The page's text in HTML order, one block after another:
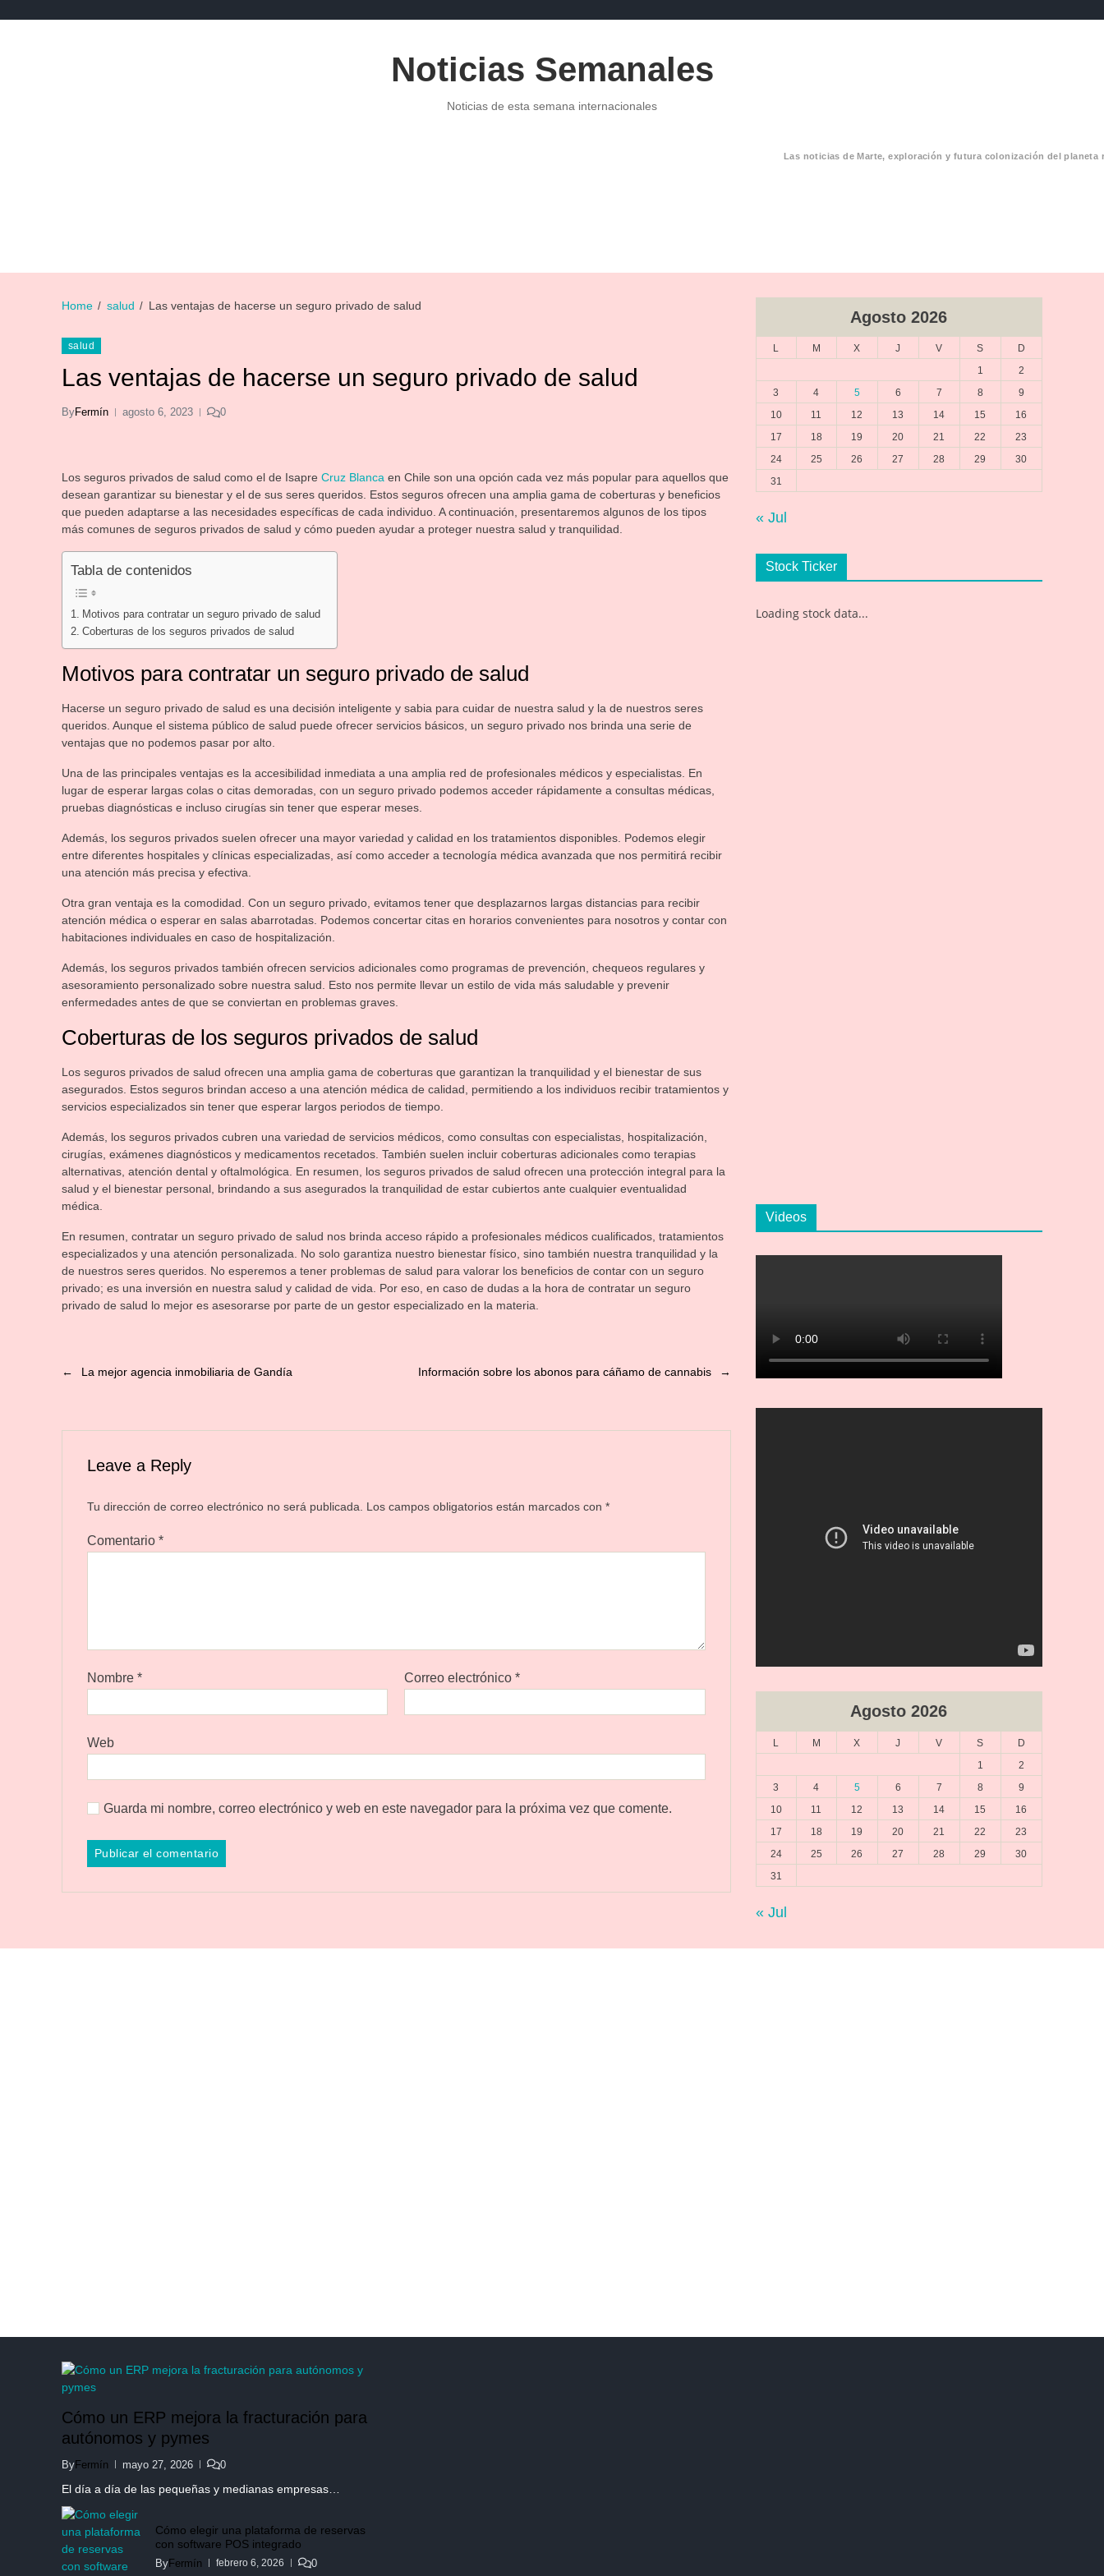
Noticias Semanales
Noticias de esta semana internacionales
Las noticias de Marte, exploración y futura colonización del planeta
Home salud Las ventajas de hacerse un seguro privado de salud
salud
Las ventajas de hacerse un seguro privado de salud
ByFermín agosto 6, 2023 0
Los seguros privados de salud como el de Isapre Cruz Blanca en Chile son una opción cada vez más popular para aquellos que
desean garantizar su bienestar y el de sus seres queridos. Estos seguros ofrecen una amplia gama de coberturas y beneficios
que pueden adaptarse a las necesidades específicas de cada individuo. A continuación, presentaremos algunos de los tipos
más comunes de seguros privados de salud y cómo pueden ayudar a proteger nuestra salud y tranquilidad.
Tabla de contenidos
Motivos para contratar un seguro privado de salud
Coberturas de los seguros privados de salud
Motivos para contratar un seguro privado de salud
Hacerse un seguro privado de salud es una decisión inteligente y sabia para cuidar de nuestra salud y la de nuestros seres
queridos. Aunque el sistema público de salud puede ofrecer servicios básicos, un seguro privado nos brinda una serie de
ventajas que no podemos pasar por alto.
Una de las principales ventajas es la accesibilidad inmediata a una amplia red de profesionales médicos y especialistas. En
lugar de esperar largas colas o citas demoradas, con un seguro privado podemos acceder rápidamente a consultas médicas,
pruebas diagnósticas e incluso cirugías sin tener que esperar meses.
Además, los seguros privados suelen ofrecer una mayor variedad y calidad en los tratamientos disponibles. Podemos elegir
entre diferentes hospitales y clínicas especializadas, así como acceder a tecnología médica avanzada que nos permitirá recibir
una atención más precisa y efectiva.
Otra gran ventaja es la comodidad. Con un seguro privado, evitamos tener que desplazarnos largas distancias para recibir
atención médica o esperar en salas abarrotadas. Podemos concertar citas en horarios convenientes para nosotros y contar con
habitaciones individuales en caso de hospitalización.
Además, los seguros privados también ofrecen servicios adicionales como programas de prevención, chequeos regulares y
asesoramiento personalizado sobre nuestra salud. Esto nos permite llevar un estilo de vida más saludable y prevenir
enfermedades antes de que se conviertan en problemas graves.
Coberturas de los seguros privados de salud
Los seguros privados de salud ofrecen una amplia gama de coberturas que garantizan la tranquilidad y el bienestar de sus
asegurados. Estos seguros brindan acceso a una atención médica de calidad, permitiendo a los individuos recibir tratamientos y
servicios especializados sin tener que esperar largos periodos de tiempo.
Además, los seguros privados cubren una variedad de servicios médicos, como consultas con especialistas, hospitalización,
cirugías, exámenes diagnósticos y medicamentos recetados. También suelen incluir coberturas adicionales como terapias
alternativas, atención dental y oftalmológica. En resumen, los seguros privados de salud ofrecen una protección integral para la
salud y el bienestar personal, brindando a sus asegurados la tranquilidad de estar cubiertos ante cualquier eventualidad
médica.
En resumen, contratar un seguro privado de salud nos brinda acceso rápido a profesionales médicos cualificados, tratamientos
especializados y una atención personalizada. No solo garantiza nuestro bienestar físico, sino también nuestra tranquilidad y la
de nuestros seres queridos. No esperemos a tener problemas de salud para valorar los beneficios de contar con un seguro
privado; es una inversión en nuestra salud y calidad de vida. Por eso, en caso de dudas a la hora de contratar un seguro
privado de salud lo mejor es asesorarse por parte de un gestor especializado en la materia.
← La mejor agencia inmobiliaria de Gandía →
Información sobre los abonos para cáñamo de cannabis
Leave a Reply
Tu dirección de correo electrónico no será publicada. Los campos obligatorios están marcados con *
Comentario *
Nombre * Correo electrónico*
Web
Guarda mi nombre, correo electrónico y web en este navegador para la próxima vez que comente.
Agosto 2026
L M X J V S
D
1
2
3
4 5 6 7 8
9
10
11 12 13 14 15
16
17
18 19 20 21 22
23
24
25 26 27 28 29
30
31
« Jul
Stock Ticker
Loading stock data...
Videos
Agosto 2026
L M X J V S
D
1
2
3
4 5 6 7 8
9
10
11 12 13 14 15
16
17
18 19 20 21 22
23
24
25 26 27 28 29
30
31
« Jul
Cómo un ERP mejora la fracturación para
autónomos y pymes
ByFermín mayo 27, 2026 0
El día a día de las pequeñas y medianas empresas…
Cómo elegir una plataforma de reservas
con software POS integrado
ByFermín febrero 6, 2026 0